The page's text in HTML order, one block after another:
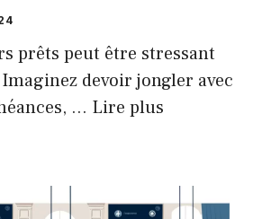
prêts peut être stressant
devoir jongler avec
… Lire plus